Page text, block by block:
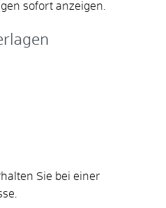
sofort anzeigen.
Sie bei einer